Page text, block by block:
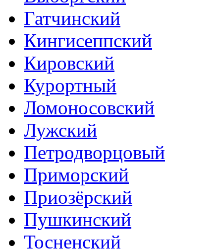
Гатчинский
Кингисеппский
Кировский
Курортный
Ломоносовский
Лужский
Петродворцовый
Приморский
Приозёрский
Пушкинский
Тосненский